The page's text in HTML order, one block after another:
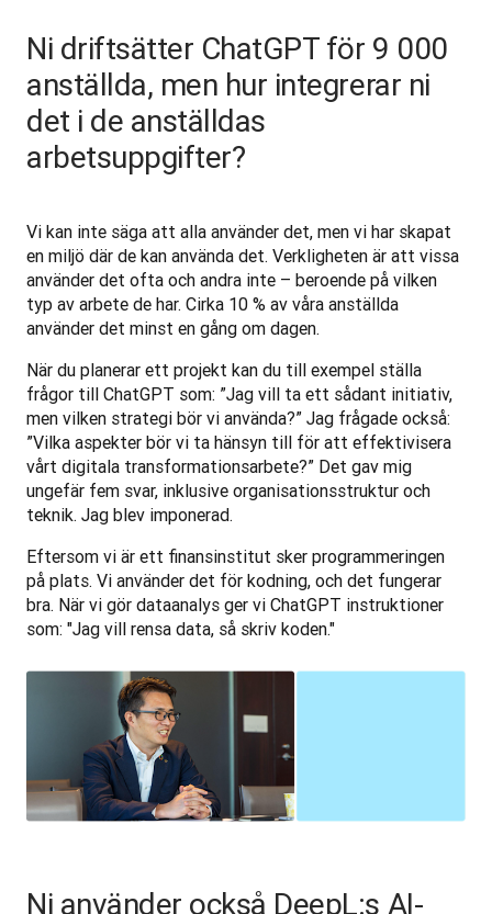
Ni driftsätter ChatGPT för 9 000
anställda, men hur integrerar ni
det i de anställdas
arbetsuppgifter?
Vi kan inte säga att alla använder det, men vi har skapat
en miljö där de kan använda det. Verkligheten är att vissa
använder det ofta och andra inte – beroende på vilken
typ av arbete de har. Cirka 10 % av våra anställda
använder det minst en gång om dagen.
När du planerar ett projekt kan du till exempel ställa
frågor till ChatGPT som: ”Jag vill ta ett sådant initiativ,
men vilken strategi bör vi använda?” Jag frågade också:
”Vilka aspekter bör vi ta hänsyn till för att effektivisera
vårt digitala transformationsarbete?” Det gav mig
ungefär fem svar, inklusive organisationsstruktur och
teknik. Jag blev imponerad.
Eftersom vi är ett finansinstitut sker programmeringen
på plats. Vi använder det för kodning, och det fungerar
bra. När vi gör dataanalys ger vi ChatGPT instruktioner
som: "Jag vill rensa data, så skriv koden."
Ni använder också DeepL:s AI-